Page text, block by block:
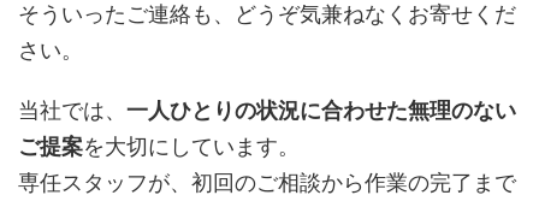
そういったご連絡も、どうぞ気兼ねなくお寄せくだ
さい。
当社では、 一人ひとりの状況に合わせた無理のない
ご提案を大切にしています。
専任スタッフが、初回のご相談から作業の完了まで